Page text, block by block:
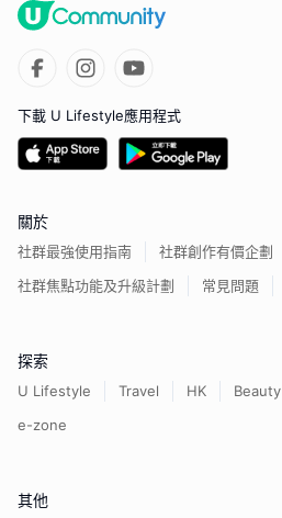
下載 U Lifestyle應用程式
關於
社群最強使用指南
社群創作有價企劃
社群焦點功能及升級計劃
常見問題
探索
U Lifestyle Travel HK Beauty
e-zone
其他